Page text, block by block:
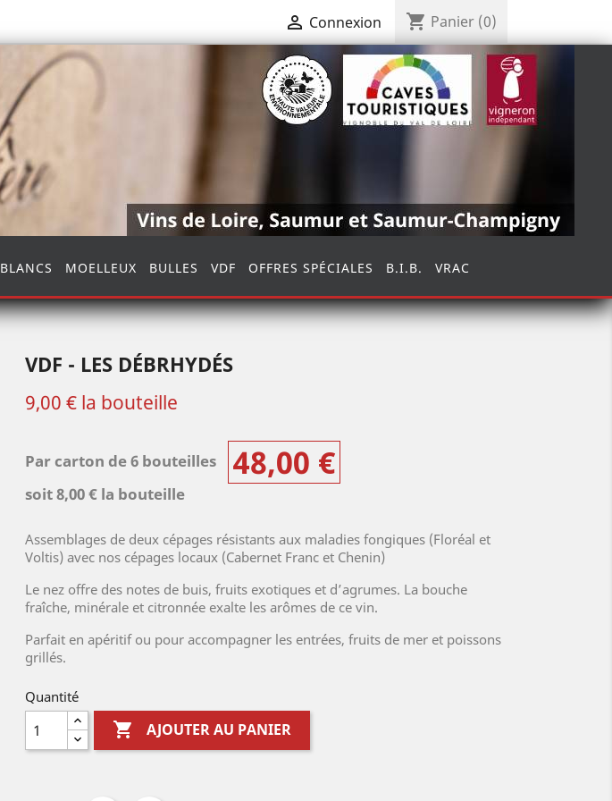
 Connexion shopping_cart Panier (0)
BLANCS MOELLEUX BULLES VDF OFFRES SPÉCIALES B.I.B. VRAC
VDF - LES DÉBRHYDÉS
9,00 € la bouteille
Par carton de 6 bouteilles 48,00 €
soit 8,00 € la bouteille
Assemblages de deux cépages résistants aux maladies fongiques (Floréal et
Voltis) avec nos cépages locaux (Cabernet Franc et Chenin)
Le nez offre des notes de buis, fruits exotiques et d’agrumes. La bouche
fraîche, minérale et citronnée exalte les arômes de ce vin.
Parfait en apéritif ou pour accompagner les entrées, fruits de mer et poissons
grillés.
Quantité
 AJOUTER AU PANIER